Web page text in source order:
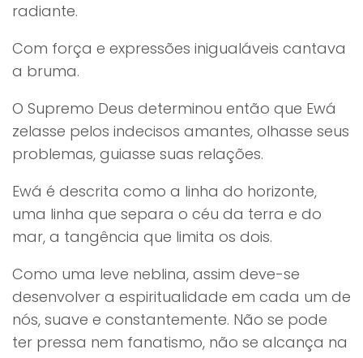
radiante.
Com força e expressões inigualáveis cantava
a bruma.
O Supremo Deus determinou então que Ewá
zelasse pelos indecisos amantes, olhasse seus
problemas, guiasse suas relações.
Ewá é descrita como a linha do horizonte,
uma linha que separa o céu da terra e do
mar, a tangência que limita os dois.
Como uma leve neblina, assim deve-se
desenvolver a espiritualidade em cada um de
nós, suave e constantemente. Não se pode
ter pressa nem fanatismo, não se alcança na